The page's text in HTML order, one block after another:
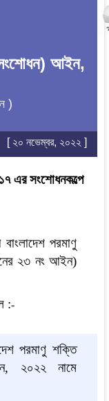
আইন,
)
[ ২০ নভেম্বর, ২০২২ ]
এরসংশোধনকল্পে
বাংলাদেশ পরমাণু
২৩ নং আইন)
:-
পরমাণু শক্তি
, ২০২২
নামে